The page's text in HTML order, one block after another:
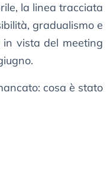
la linea tracciata
gradualismo e
vista del meeting
cosa è stato